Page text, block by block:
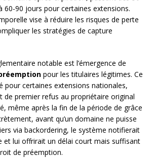
60-90 jours pour certaines extensions.
vise à réduire les risques de perte
les stratégies de capture
notable est l’émergence de
pour les titulaires légitimes. Ce
pour certaines extensions nationales,
de premier refus au propriétaire original
même après la fin de la période de grâce
avant qu’un domaine ne puisse
via backordering, le système notifierait
et lui offrirait un délai court mais suffisant
de préemption.